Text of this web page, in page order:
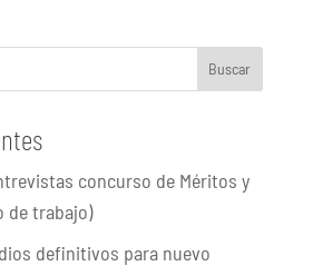
Buscar
concurso de Méritos y
de trabajo)
definitivos para nuevo